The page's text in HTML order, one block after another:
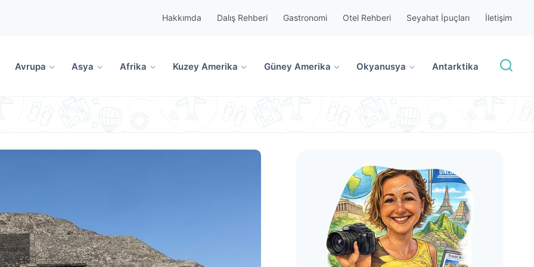
Hakkımda Dalış Rehberi Gastronomi Otel Rehberi Seyahat İpuçları İletişim
Avrupa Asya Afrika Kuzey Amerika Güney Amerika Okyanusya Antarktika